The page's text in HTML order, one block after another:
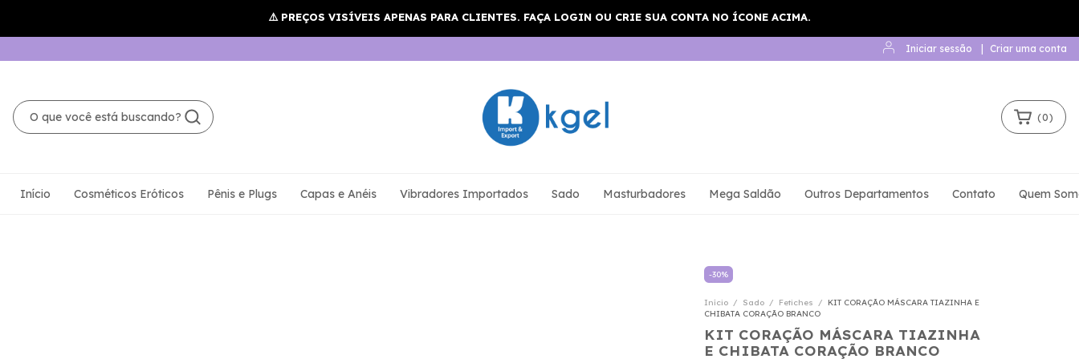
Iniciar sessão Criar uma conta
(0)
Início Cosméticos Eróticos Pênis e Plugs Capas e Anéis Vibradores Importados Sado Masturbadores Mega Saldão Outros Departamentos Contato Quem
-30%
Início / Sado / Fetiches /
KIT CORAÇÃO MÁSCARA TIAZINHA E
CHIBATA CORAÇÃO BRANCO
KIT CORAÇÃO MÁSCARA TIAZINHA
E CHIBATA CORAÇÃO BRANCO